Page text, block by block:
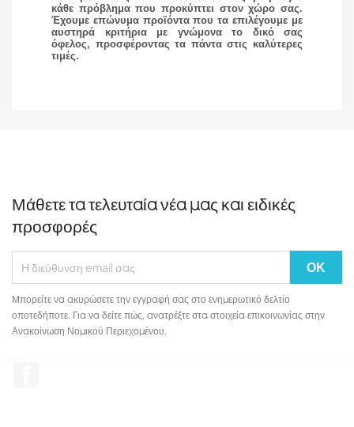
κάθε πρόβλημα που προκύπτει στον χώρο σας.
Έχουμε επώνυμα προϊόντα που τα επιλέγουμε με
αυστηρά κριτήρια με γνώμονα το δικό σας
όφελος, προσφέροντας τα πάντα στις καλύτερες
τιμές.
Μάθετε τα τελευταία νέα μας και ειδικές
προσφορές
Μπορείτε να ακυρώσετε την εγγραφή σας στο ενημερωτικό δελτίο
οποτεδήποτε. Για να δείτε πώς, ανατρέξτε στα στοιχεία επικοινωνίας στην
Ανακοίνωση Νομικού Περιεχομένου.